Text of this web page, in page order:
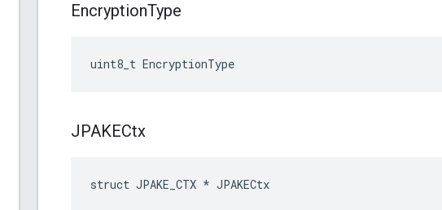
EncryptionType
uint8_t EncryptionType
JPAKECtx
struct JPAKE_CTX * JPAKECtx